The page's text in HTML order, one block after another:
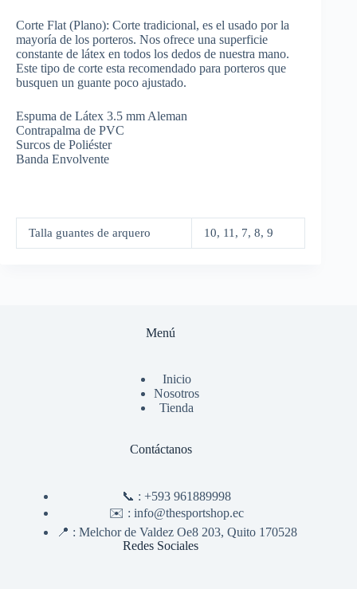
Corte Flat (Plano): Corte tradicional, es el usado por la
mayoría de los porteros. Nos ofrece una superficie
constante de látex en todos los dedos de nuestra mano.
Este tipo de corte esta recomendado para porteros que
busquen un guante poco ajustado.
Espuma de Látex 3.5 mm Aleman
Contrapalma de PVC
Surcos de Poliéster
Banda Envolvente
Talla guantes de arquero 10, 11, 7, 8, 9
Menú
Inicio
Nosotros
Tienda
Contáctanos
📞 :+593 961889998
✉️ :info@thesportshop.ec
📍 : Melchor de Valdez Oe8 203, Quito 170528
Redes Sociales